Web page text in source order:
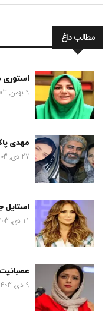
مطالب داغ
استوری
9 بهمن, 1403
مهدی
27 دی, 1403
استایل
11 دی, 1403
9 دی, 1403